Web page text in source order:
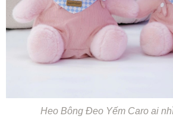
Heo Bông Đeo Yếm Caro ai